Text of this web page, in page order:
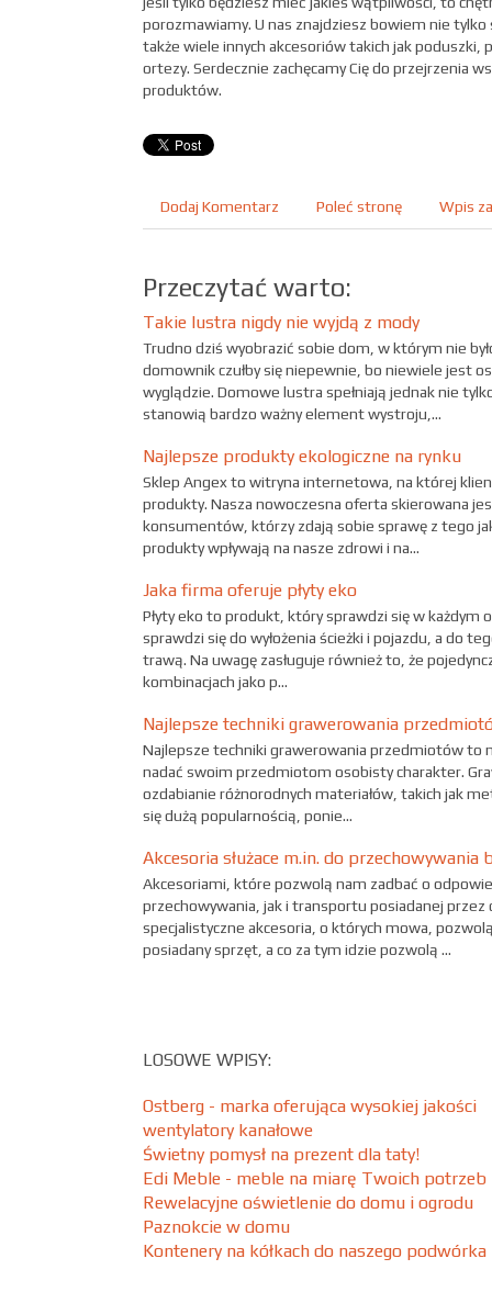
porozmawiamy. U nas znajdziesz bowiem nie tylko
także wiele innych akcesoriów takich jak poduszki,
ortezy. Serdecznie zachęcamy Cię do przejrzenia
produktów.
Dodaj Komentarz Poleć stronę Wpis
Przeczytać warto:
Takie lustra nigdy nie wyjdą z mody
Trudno dziś wyobrazić sobie dom, w którym nie
domownik czułby się niepewnie, bo niewiele jest
wyglądzie. Domowe lustra spełniają jednak nie
stanowią bardzo ważny element wystroju,...
Najlepsze produkty ekologiczne na rynku
Sklep Angex to witryna internetowa, na której
produkty. Nasza nowoczesna oferta skierowana
konsumentów, którzy zdają sobie sprawę z tego
produkty wpływają na nasze zdrowi i na...
Jaka firma oferuje płyty eko
Płyty eko to produkt, który sprawdzi się w
sprawdzi się do wyłożenia ścieżki i pojazdu, a do
trawą. Na uwagę zasługuje również to, że
kombinacjach jako p...
Najlepsze techniki grawerowania
Najlepsze techniki grawerowania przedmiotów to
nadać swoim przedmiotom osobisty charakter.
ozdabianie różnorodnych materiałów, takich jak
się dużą popularnością, ponie...
Akcesoria służace m.in. do przechowywania
Akcesoriami, które pozwolą nam zadbać o
przechowywania, jak i transportu posiadanej przez
specjalistyczne akcesoria, o których mowa,
posiadany sprzęt, a co za tym idzie pozwolą ...
LOSOWE WPISY:
Ostberg - marka oferująca wysokiej jakości
wentylatory kanałowe
Świetny pomysł na prezent dla taty!
Edi Meble - meble na miarę Twoich potrzeb
Rewelacyjne oświetlenie do domu i ogrodu
Paznokcie w domu
Kontenery na kółkach do naszego podwórka